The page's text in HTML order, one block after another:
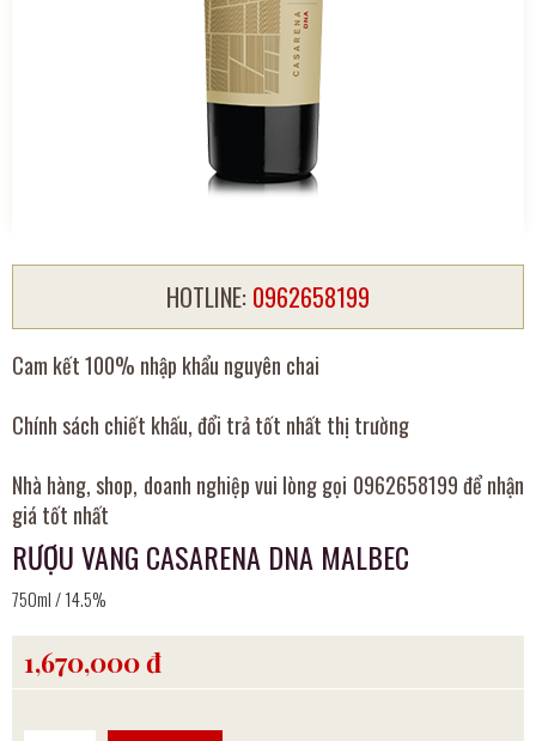
HOTLINE: 0962658199
Cam kết 100% nhập khẩu nguyên chai
Chính sách chiết khấu, đổi trả tốt nhất thị trường
Nhà hàng, shop, doanh nghiệp vui lòng gọi 0962658199 để nhận
giá tốt nhất
RƯỢU VANG CASARENA DNA MALBEC
750ml / 14.5%
1,670,000 đ